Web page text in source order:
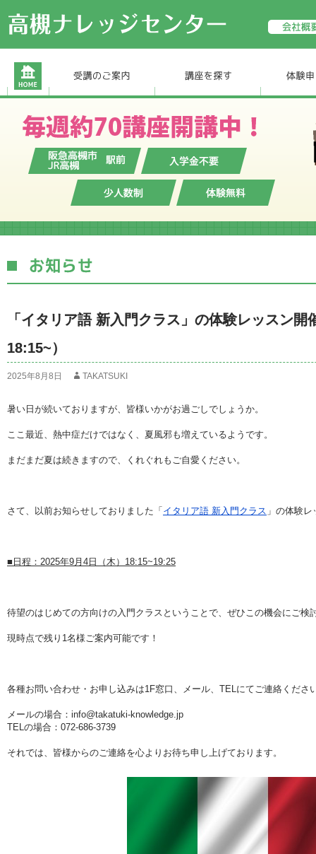
「イタリア語 新入門クラス」の体験レッスン開
18:15~）
2025年8月8日 TAKATSUKI
暑い日が続いておりますが、皆様いかがお過ごしでしょうか。
ここ最近、熱中症だけではなく、夏風邪も増えているようです。
まだまだ夏は続きますので、くれぐれもご自愛ください。
さて、以前お知らせしておりました「 イタリア語 新入門クラス 」の体験
■日程：2025年9月4日（木）18:15~19:25
待望のはじめての方向けの入門クラスということで、ぜひこの機会にご検
現時点で残り1名様ご案内可能です！
各種お問い合わせ・お申し込みは1F窓口、メール、TELにてご連絡くださ
メールの場合：info@takatuki-knowledge.jp
TELの場合：072-686-3739
それでは、皆様からのご連絡を心よりお待ち申し上げております。